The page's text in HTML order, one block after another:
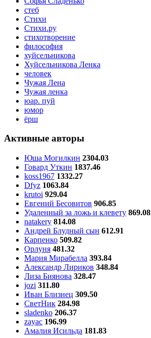
стеб
Стихи
Стихи.ру
стихотворение
философия
хуйсельникова
Хуйсельникова Ленка
человек
Чужая Лена
Чужая ленка
юар. пуй
юмор
ёрш
Активные авторы
Юша Могилкин 2304.03
Говард Уткин 1837.46
koss1967 1332.27
Dfyz 1063.84
krutoi 929.04
Евгений Бесовитов 906.85
Удаленный за ложь и клевету 869.08
natakery 814.08
Андрей Блудный сын 612.91
Карпенко 509.82
Орлуня 481.32
Мария Мирабелла 393.84
Александр Лириков 348.84
Лиза Биянова 328.47
jozi 311.80
Иван Близнец 309.50
СветНик 284.98
sladenko 206.37
zayac 196.99
Амалия Исильда 181.83